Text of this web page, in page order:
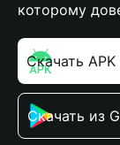
которому
Скачать
Скачать из